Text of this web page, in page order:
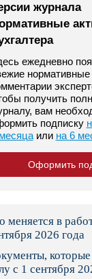
в г. Москве
Суд
России
журнала
ежедневно
получить
вам
подписку
или на 6
Оформить
меняется в
2026 года
которые
с 1 сентября